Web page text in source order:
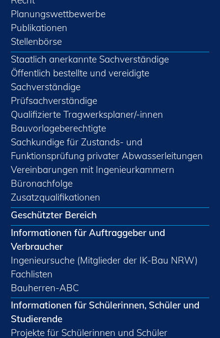
Planungswettbewerbe
Publikationen
Stellenbörse
Staatlich anerkannte Sachverständige
Öffentlich bestellte und vereidigte
Sachverständige
Prüfsachverständige
Qualifizierte Tragwerksplaner/-innen
Bauvorlageberechtigte
Sachkundige für Zustands- und
Funktionsprüfung privater Abwasserleitungen
Vereinbarungen mit Ingenieurkammern
Büronachfolge
Zusatzqualifikationen
Geschützter Bereich
Informationen für Auftraggeber und
Verbraucher
Ingenieursuche (Mitglieder der IK-Bau NRW)
Fachlisten
Bauherren-ABC
Informationen für Schülerinnen, Schüler und
Studierende
Projekte für Schülerinnen und Schüler